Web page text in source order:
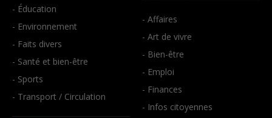
- Éducation
- Environnement
- Faits divers
- Santé et bien-être
- Sports
- Transport / Circulation
- Affaires
- Art de vivre
- Bien-être
- Emploi
- Finances
- Infos citoyennes